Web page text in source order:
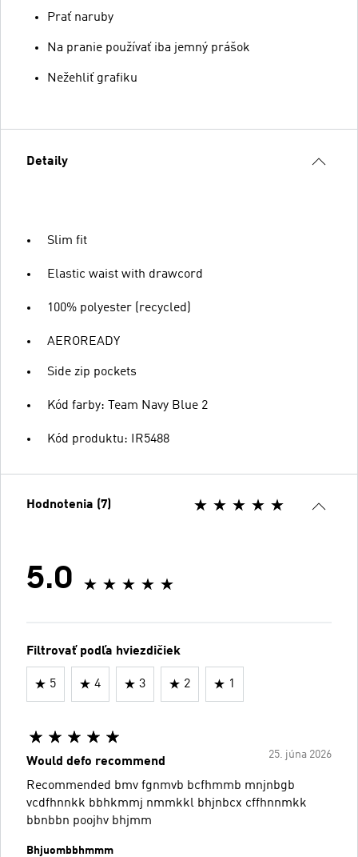
Prať naruby
Na pranie používať iba jemný prášok
Nežehliť grafiku
Detaily
Slim fit
Elastic waist with drawcord
100% polyester (recycled)
AEROREADY
Side zip pockets
Kód farby: Team Navy Blue 2
Kód produktu: IR5488
Hodnotenia (7)
5.0
Filtrovať podľa hviezdičiek
5 4 3 2 1
25. júna 2026
Would defo recommend
Recommended bmv fgnmvb bcfhmmb mnjnbgb
vcdfhnnkk bbhkmmj nmmkkl bhjnbcx cffhnnmkk
bbnbbn poojhv bhjmm
Bhjuombbhmmm